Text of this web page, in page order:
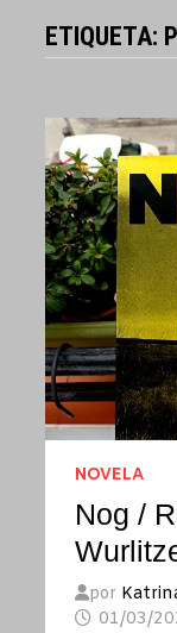
ETIQUETA:
NOVELA
Nog /
por
01/03/